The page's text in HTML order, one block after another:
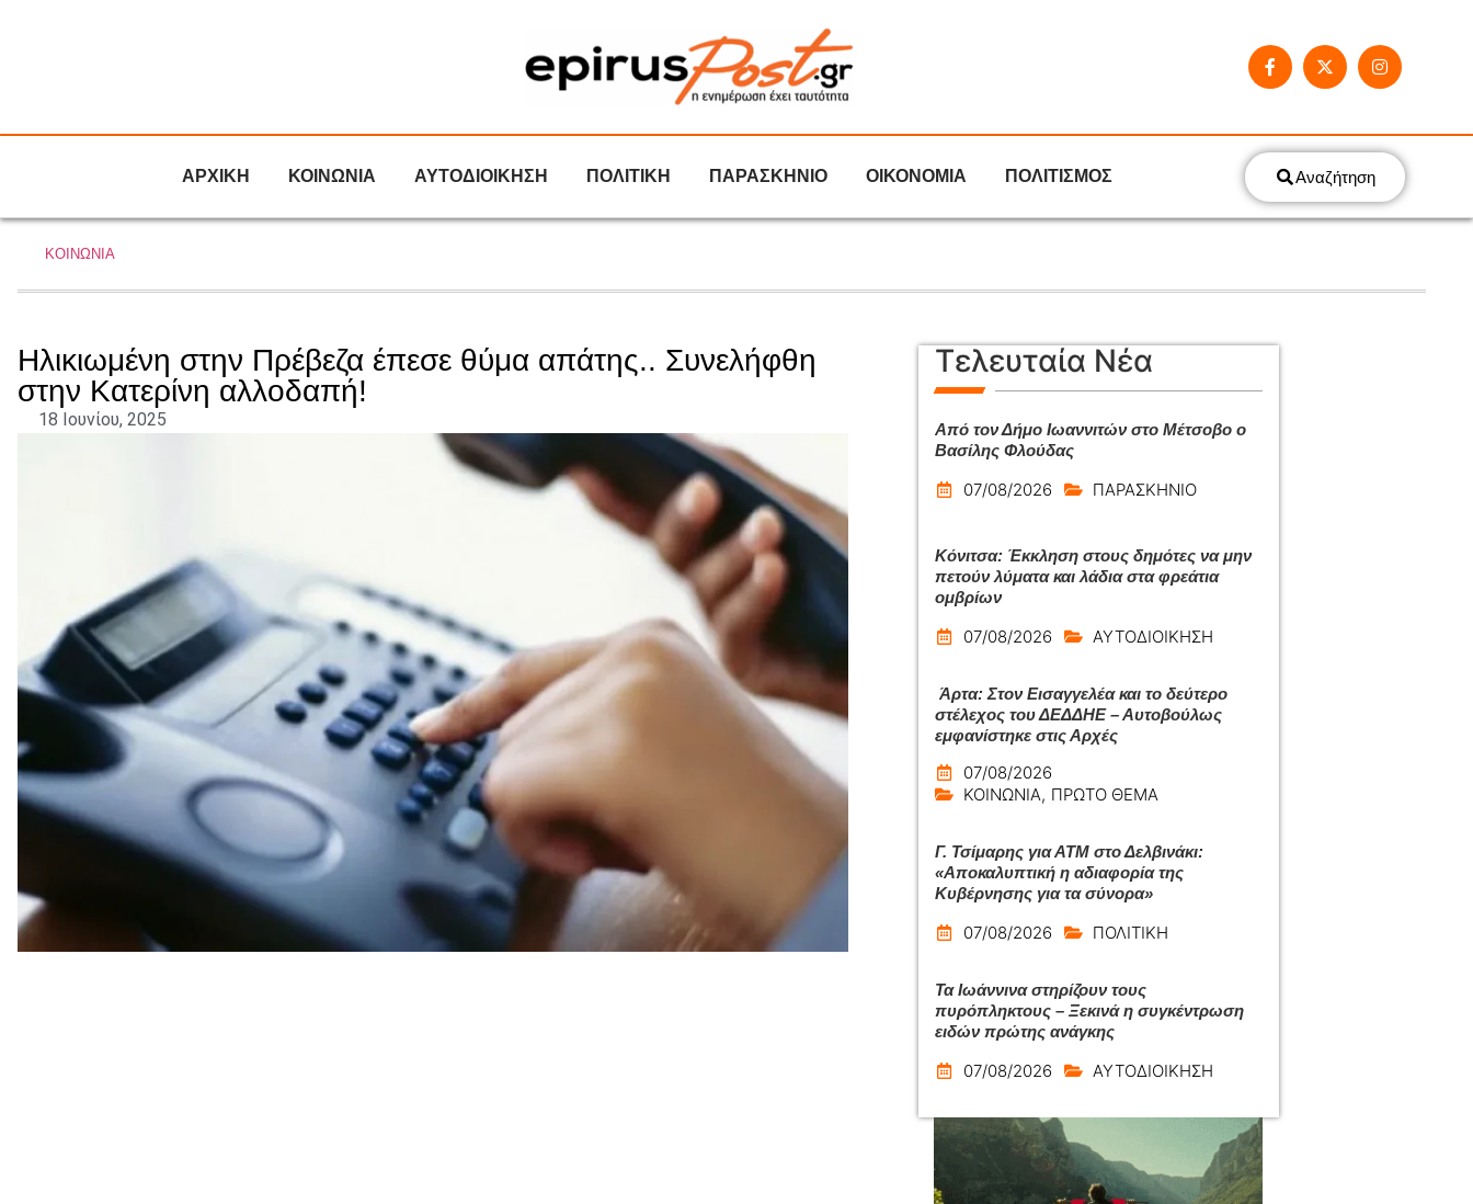
ΑΡΧΙΚΗ ΚΟΙΝΩΝΙΑ ΑΥΤΟΔΙΟΙΚΗΣΗ ΠΟΛΙΤΙΚΗ ΠΑΡΑΣΚΗΝΙΟ ΟΙΚΟΝΟΜΙΑ ΠΟΛΙΤΙΣΜΟΣ Αναζήτηση
ΚΟΙΝΩΝΙΑ
Ηλικιωμένη στην Πρέβεζα έπεσε θύμα απάτης.. Συνελήφθη
στην Κατερίνη αλλοδαπή!
18 Ιουνίου, 2025
Τελευταία Νέα
Από τον Δήμο Ιωαννιτών στο Μέτσοβο ο
Βασίλης Φλούδας
07/08/2026 ΠΑΡΑΣΚΗΝΙΟ
Κόνιτσα: Έκκληση στους δημότες να μην
πετούν λύματα και λάδια στα φρεάτια
ομβρίων
07/08/2026 ΑΥΤΟΔΙΟΙΚΗΣΗ
Άρτα: Στον Εισαγγελέα και το δεύτερο
στέλεχος του ΔΕΔΔΗΕ – Αυτοβούλως
εμφανίστηκε στις Αρχές
07/08/2026
ΚΟΙΝΩΝΙΑ, ΠΡΩΤΟ ΘΕΜΑ
Γ. Τσίμαρης για ΑΤΜ στο Δελβινάκι:
«Αποκαλυπτική η αδιαφορία της
Κυβέρνησης για τα σύνορα»
07/08/2026 ΠΟΛΙΤΙΚΗ
Τα Ιωάννινα στηρίζουν τους
πυρόπληκτους – Ξεκινά η συγκέντρωση
ειδών πρώτης ανάγκης
07/08/2026 ΑΥΤΟΔΙΟΙΚΗΣΗ